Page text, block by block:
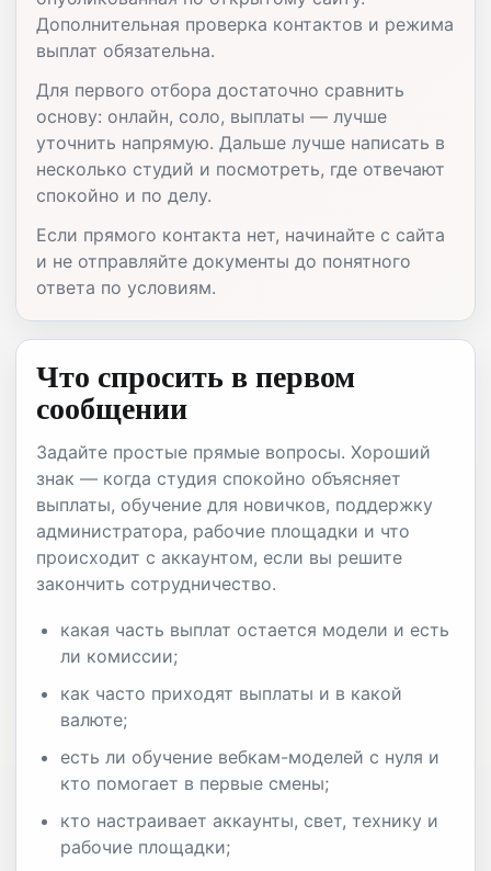
Дополнительная проверка контактов и режима
выплат обязательна.
Для первого отбора достаточно сравнить
основу: онлайн, соло, выплаты — лучше
уточнить напрямую. Дальше лучше написать в
несколько студий и посмотреть, где отвечают
спокойно и по делу.
Если прямого контакта нет, начинайте с сайта
и не отправляйте документы до понятного
ответа по условиям.
Что спросить в первом
сообщении
Задайте простые прямые вопросы. Хороший
знак — когда студия спокойно объясняет
выплаты, обучение для новичков, поддержку
администратора, рабочие площадки и что
происходит с аккаунтом, если вы решите
закончить сотрудничество.
какая часть выплат остается модели и есть
ли комиссии;
как часто приходят выплаты и в какой
валюте;
есть ли обучение вебкам-моделей с нуля и
кто помогает в первые смены;
кто настраивает аккаунты, свет, технику и
рабочие площадки;